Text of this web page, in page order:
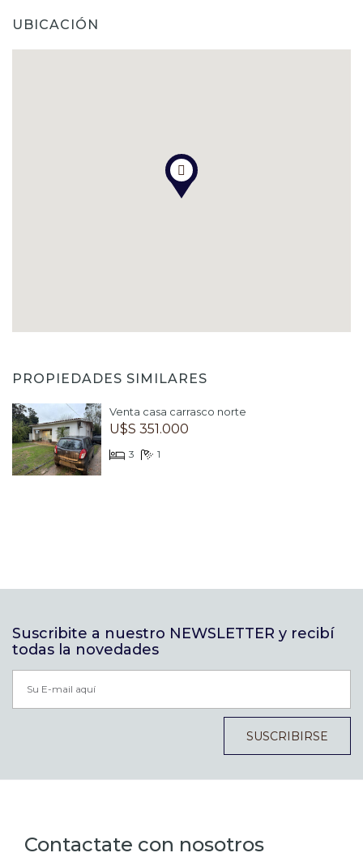
UBICACIÓN
PROPIEDADES SIMILARES
Venta casa carrasco norte
U$S 351.000
3 1
Suscribite a nuestro NEWSLETTER y recibí
todas la novedades
SUSCRIBIRSE
Contactate con nosotros